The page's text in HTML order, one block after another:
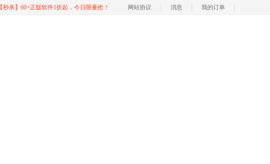
【秒杀】60+正版软件1折起，今日限量抢！ 网站协议 消息 我的订单